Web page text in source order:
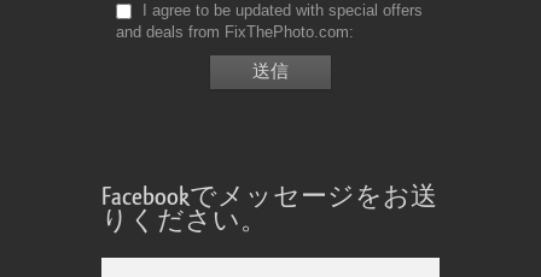
I agree to be updated with special offers
and deals from FixThePhoto.com
Facebookでメッセージをお送
りください。